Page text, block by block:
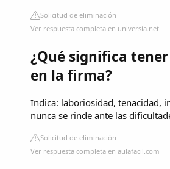
Solicitud de eliminación
Ver respuesta completa en universia.net
¿Qué significa
en la firma?
Indica: laboriosidad, tenacidad,
nunca se rinde ante las
Solicitud de eliminación
Ver respuesta completa en aulafacil.com